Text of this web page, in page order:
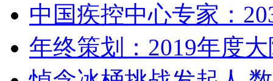
中国疾控中心专家：
年终策划：2019年度